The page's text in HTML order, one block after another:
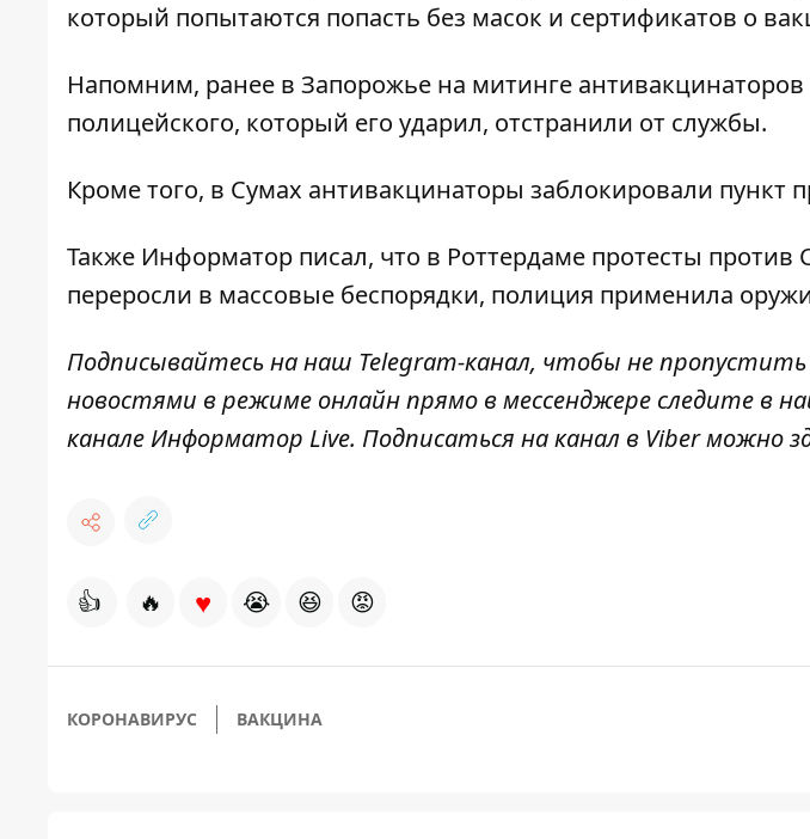
который попытаются попасть без масок и сертификатов о
Напомним, ранее в Запорожье на митинге
полицейского, который его ударил, отстранили от службы.
Кроме того, в Сумах антивакцинаторы заблокировали пункт
Также Информатор писал, что в Роттердаме протесты против
переросли в массовые беспорядки, полиция применила
Подписывайтесь на наш Telegram-канал, чтобы не
новостями в режиме онлайн прямо в мессенджере следите в
канале Информатор Live. Подписаться на канал в Viber можно
👍 🔥 ♥ 😭 😆 😡
КОРОНАВИРУС ВАКЦИНА